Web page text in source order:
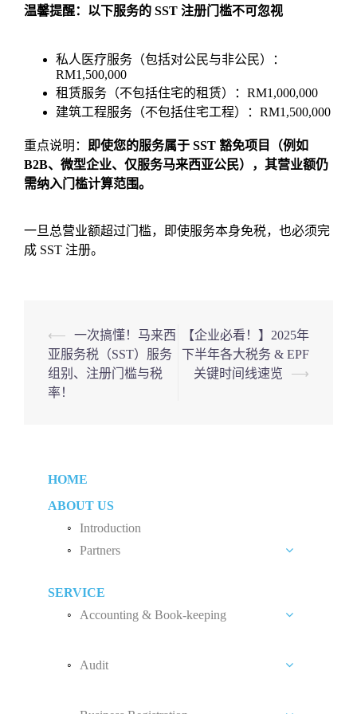
温馨提醒：以下服务的 SST 注册门槛不可忽视
私人医疗服务（包括对公民与非公民）：
RM1,500,000
租赁服务（不包括住宅的租赁）：RM1,000,000
建筑工程服务（不包括住宅工程）：RM1,500,000
重点说明：
即使您的服务属于 SST 豁免项目（例如
B2B、微型企业、仅服务马来西亚公民），其营业额仍
需纳入门槛计算范围。
一旦总营业额超过门槛，即使服务本身免税，也必须完
成 SST 注册。
Post
navigation
⟵
一次搞懂！马来西
亚服务税（SST）服务
组别、注册门槛与税
率！
【企业必看！】2025年
下半年各大税务 & EPF
关键时间线速览
⟶
HOME
ABOUT US
Introduction
Partners
SERVICE
Accounting & Book-keeping
Accounting Software
Audit